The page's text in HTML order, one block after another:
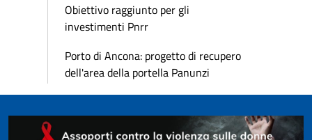
Obiettivo raggiunto per gli
investimenti Pnrr
Porto di Ancona: progetto di recupero
dell'area della portella Panunzi